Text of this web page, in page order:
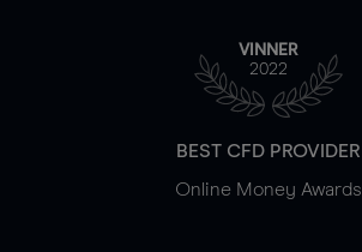
VINNER
2022
BEST CFD PROVIDER
Online Money Awards